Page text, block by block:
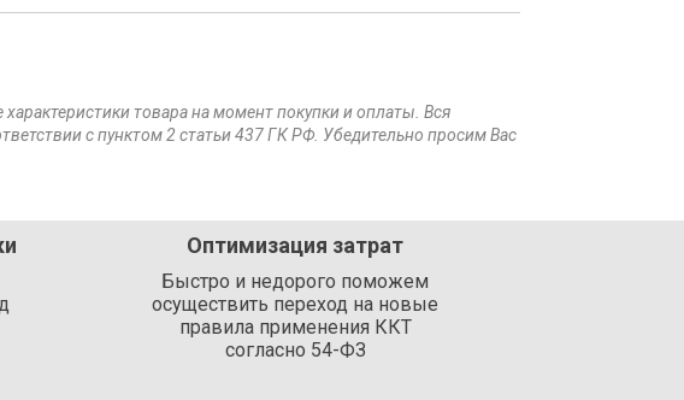
характеристики товара на момент покупки и оплаты. Вся
с пунктом 2 статьи 437 ГК РФ. Убедительно просим Вас
Оптимизация затрат
Быстро и недорого поможем
осуществить переход на новые
правила применения ККТ
согласно 54-ФЗ